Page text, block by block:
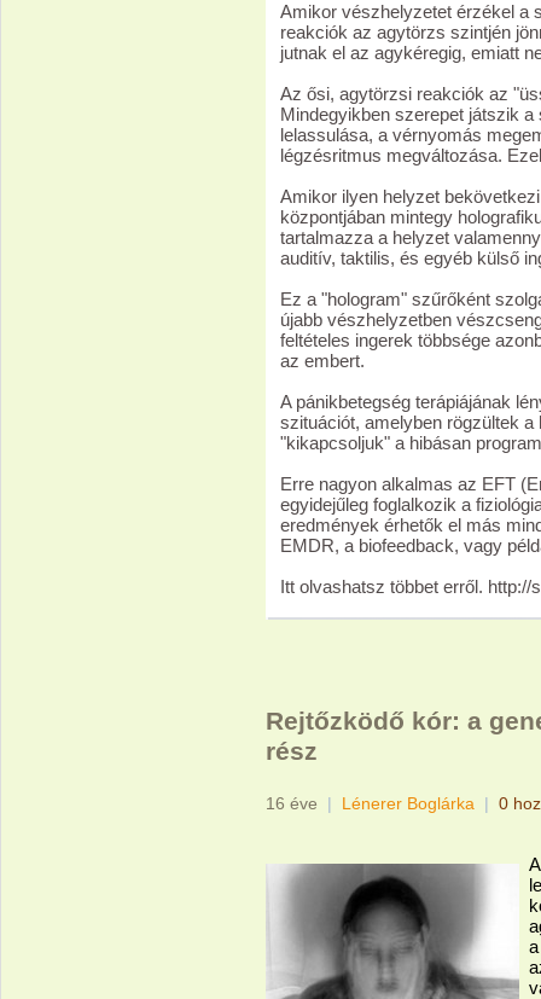
Amikor vészhelyzetet érzékel a
reakciók az agytörzs szintjén
jutnak el az agykéregig, emiatt
Az ősi, agytörzsi reakciók az
Mindegyikben szerepet játszik
lelassulása, a vérnyomás
légzésritmus megváltozása.
Amikor ilyen helyzet
központjában mintegy
tartalmazza a helyzet
auditív, taktilis, és egyéb külső
Ez a "hologram" szűrőként
újabb vészhelyzetben
feltételes ingerek többsége
az embert.
A pánikbetegség terápiájának
szituációt, amelyben rögzültek
"kikapcsoljuk" a hibásan
Erre nagyon alkalmas az EFT
egyidejűleg foglalkozik a
eredmények érhetők el más
EMDR, a biofeedback, vagy
Itt olvashatsz többet erről.
Rejtőzködő kór: a
rész
16 éve | Lénerer Boglárka | 0